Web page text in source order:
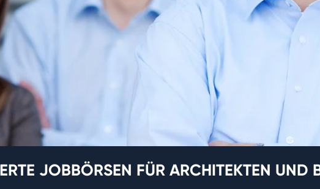
JOBBÖRSEN FÜR ARCHITEKTEN UND